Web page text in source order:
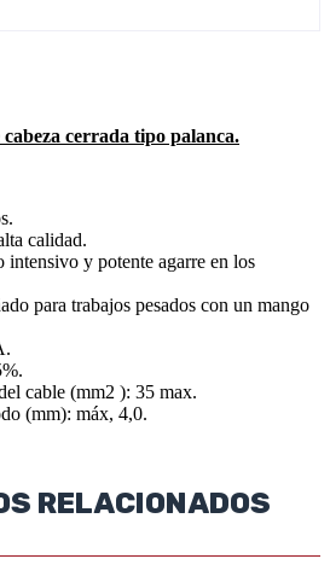
cerrada tipo palanca.
calidad.
intensivo y potente agarre en los
para trabajos pesados con un mango
cable (mm2 ): 35 max.
(mm): máx, 4,0.
RELACIONADOS